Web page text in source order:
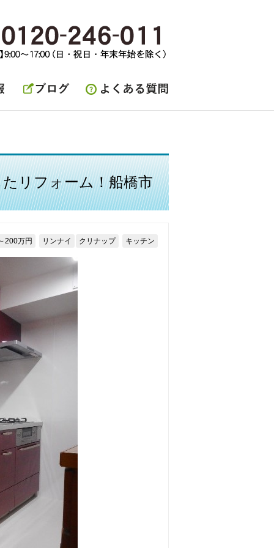
リフォーム！船橋市
200万円 リンナイ クリナップ キッチン